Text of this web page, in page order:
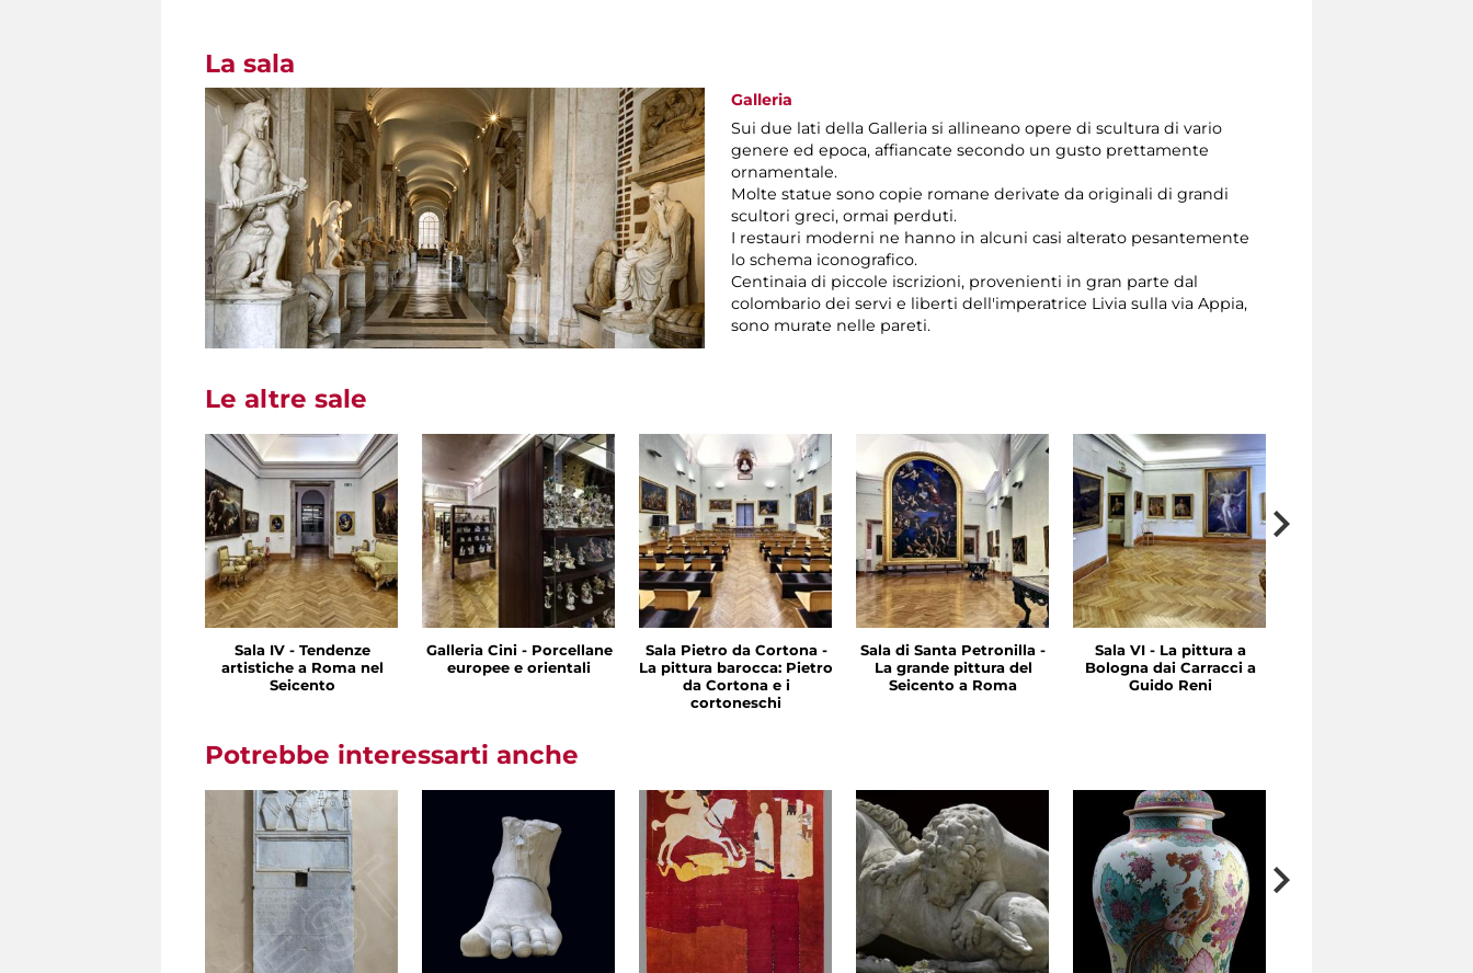
La sala
Galleria
Sui due lati della Galleria si allineano opere di scultura di vario
genere ed epoca, affiancate secondo un gusto prettamente
ornamentale.
Molte statue sono copie romane derivate da originali di grandi
scultori greci, ormai perduti.
I restauri moderni ne hanno in alcuni casi alterato pesantemente
lo schema iconografico.
Centinaia di piccole iscrizioni, provenienti in gran parte dal
colombario dei servi e liberti dell'imperatrice Livia sulla via Appia,
sono murate nelle pareti.
Le altre sale
Sala IV - Tendenze
artistiche a Roma nel
Seicento
Galleria Cini - Porcellane
europee e orientali
Sala Pietro da Cortona -
La pittura barocca: Pietro
da Cortona e i
cortoneschi
Sala di Santa Petronilla -
La grande pittura del
Seicento a Roma
Sala VI - La pittura a
Bologna dai Carracci a
Guido Reni
Potrebbe interessarti anche